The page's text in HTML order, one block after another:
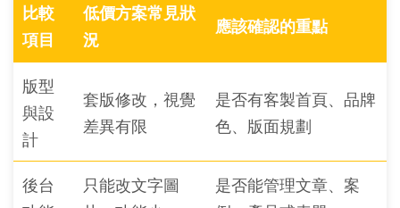
比較
項目
低價方案常見狀
況
應該確認的重點
版型
與設
計
套版修改，視覺
差異有限
是否有客製首頁、品牌
色、版面規劃
後台
只能改文字圖
是否能管理文章、案